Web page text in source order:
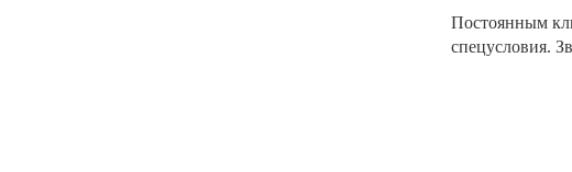
Постоянным
спецусловия.